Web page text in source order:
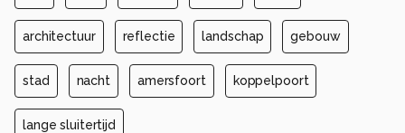
architectuur reflectie landschap gebouw
stad nacht amersfoort koppelpoort
lange sluitertijd